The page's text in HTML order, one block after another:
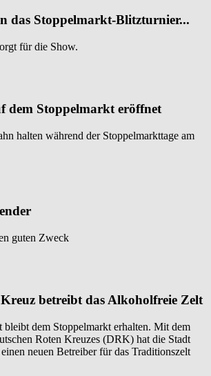
das Stoppelmarkt-Blitzturnier...
für die Show.
dem Stoppelmarkt eröffnet
halten während der Stoppelmarkttage am
guten Zweck
Kreuz betreibt das Alkoholfreie Zelt
dem Stoppelmarkt erhalten. Mit dem
Roten Kreuzes (DRK) hat die Stadt
neuen Betreiber für das Traditionszelt